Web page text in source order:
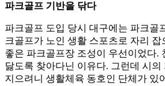
파크골프 기반을 닦다
파크골프 도입 당시 대구에는 파크골
크골프가 노인 생활 스포츠로 자리
좋은 파크골프장 조성이 우선이었다.
닳도록 찾아다닌 이유다. 그런데 시
지으려니 생활체육 동호인 단체가 있